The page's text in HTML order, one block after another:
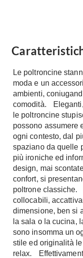
Divani classici
Poltrone
Poltroncine
Divanoletto
Chaise Longue
Divani Angolo
Divani in Pelle
Complementi
Tavoli
Sedie
Tavolini
Tappeti
Oggettistica
Complementi
Le poltroncine
moda e un
ambienti,
comodità.
le poltroncine
possono assumere
ogni contesto, dal
spaziano da quelle
più ironiche ed
design, mai
confort, si
poltrone classiche.
collocabili,
dimensione, ben si
la sala o la cucina,
sono insomma un
stile ed originalità
relax.